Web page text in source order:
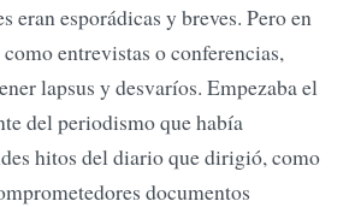
eran esporádicas y breves. Pero en
entrevistas o conferencias,
lapsus y desvaríos. Empezaba el
del periodismo que había
hitos del diario que dirigió, como
documentos